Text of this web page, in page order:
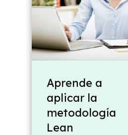
Aprende a
aplicar la
metodología
Lean